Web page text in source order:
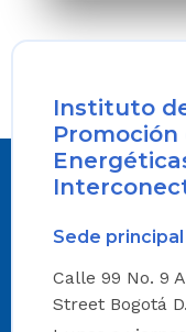
Instituto
Promoción
Sede principal
Calle 99 No. 9
Street Bogotá